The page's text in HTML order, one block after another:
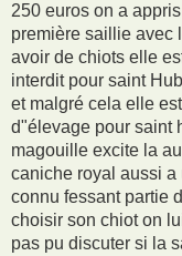
250 euros on a
première saillie avec
avoir de chiots elle
interdit pour saint
et malgré cela elle
d"élevage pour saint
magouille excite la
caniche royal aussi
connu fessant partie
choisir son chiot on
pas pu discuter si la